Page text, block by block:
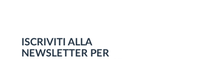
ISCRIVITI ALLA
NEWSLETTER PER